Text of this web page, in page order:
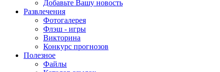
Добавьте Вашу новость
Развлечения
Фотогалерея
Флэш - игры
Викторина
Конкурс прогнозов
Полезное
Файлы